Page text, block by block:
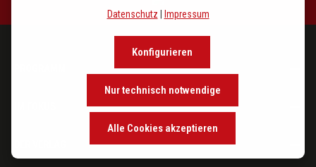
Datenschutz
Impressum
Nur technisch notwendige
Konfigurieren
Alle Cookies akzeptieren